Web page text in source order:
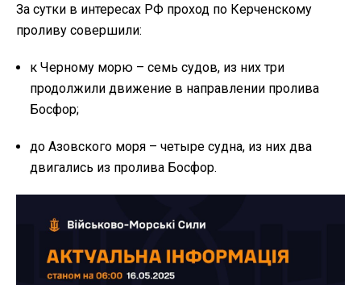
За сутки в интересах РФ проход по Керченскому
проливу совершили:
к Черному морю – семь судов, из них три
продолжили движение в направлении пролива
Босфор;
до Азовского моря – четыре судна, из них два
двигались из пролива Босфор.